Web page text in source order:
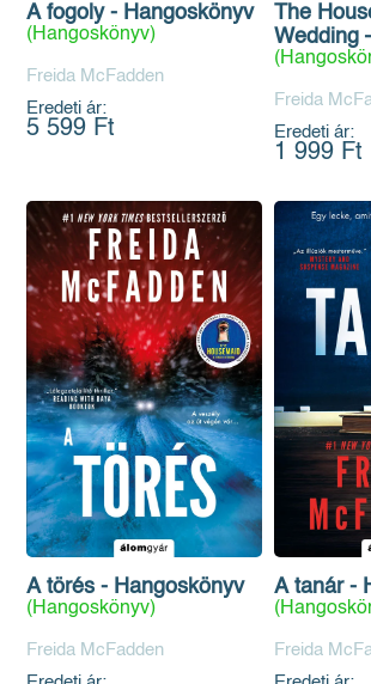
A fogoly - Hangoskönyv
(Hangoskönyv)
Freida McFadden
Eredeti ár:
5 599 Ft
The
Wedding
Freida
Eredeti ár:
1 999 Ft
A törés - Hangoskönyv
(Hangoskönyv)
Freida McFadden
A tanár -
Freida